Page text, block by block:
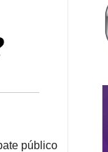
público